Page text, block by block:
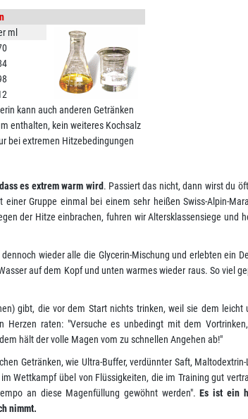
ml
kann auch anderen Getränken
enthalten, kein weiteres Kochsalz
bei extremen Hitzebedingungen
es extrem warm wird. Passiert das nicht, dann wirst du
Gruppe einmal bei einem sehr heißen Swiss-Alpin-
der Hitze einbrachen, fuhren wir Altersklassensiege und
wieder alle die Glycerin-Mischung und erlebten ein
auf dem Kopf und unten warmes wieder raus. So viel
gibt, die vor dem Start nichts trinken, weil sie dem leicht
raten: "Versuche es unbedingt mit dem
hält der volle Magen vom zu schnellen Angehen ab!"
Getränken, wie Ultra-Buffer, verdünnter Saft,
Wettkampf übel von Flüssigkeiten, die im Training gut
an diese Magenfüllung gewöhnt werden".Es ist ein
nimmt.